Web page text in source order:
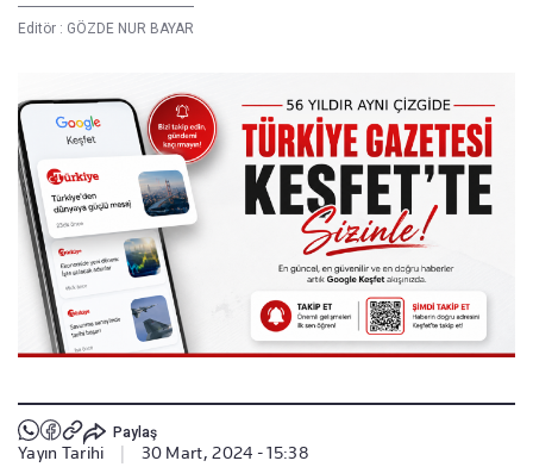
Editör : GÖZDE NUR BAYAR
Paylaş
Yayın Tarihi 30 Mart, 2024 - 15:38